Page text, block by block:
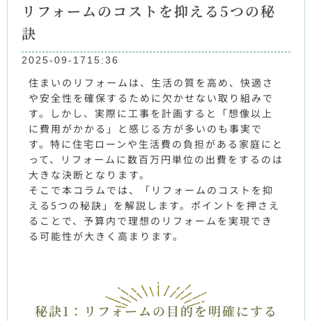
リフォームのコストを抑える5つの秘
訣
2025-09-17 15:36
住まいのリフォームは、生活の質を高め、快適さ
や安全性を確保するために欠かせない取り組みで
す。しかし、実際に工事を計画すると「想像以上
に費用がかかる」と感じる方が多いのも事実で
す。特に住宅ローンや生活費の負担がある家庭にと
って、リフォームに数百万円単位の出費をするのは
大きな決断となります。
そこで本コラムでは、「リフォームのコストを抑
える 5 つの秘訣」を解説します。ポイントを押さえ
ることで、予算内で理想のリフォームを実現でき
る可能性が大きく高まります。
秘訣1：リフォームの目的を明確にする